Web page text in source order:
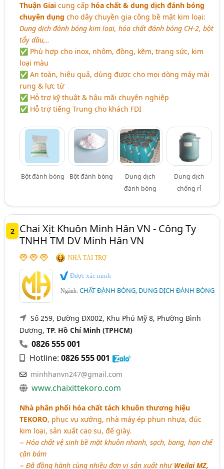
Thuận Giai cung cấp hóa chất & dung dịch đánh bóng
chuyên dụng cho dây chuyền gia công bề mặt kim loại:
Dung dịch đánh bóng kim loại, hóa chất đánh bóng CH-2, bột
tẩy dầu,..
✅ Phù hợp cho inox, nhôm, đồng, kẽm, trang sức, kim
loại màu
✅ An toàn, hiệu quả, dùng được cho mọi dòng máy mài
rung & lực từ
✅ Hỗ trợ kỹ thuật & hậu mãi chuyên nghiệp
✅ Hỗ trợ tiếng Trung cho khách FDI
Bột đánh bóng Bột đánh bóng
Dung dịch
đánh bóng
Dung dịch
chống rỉ
2
Chai Xịt Khuôn Minh Hân VN - Công Ty
TNHH TM DV Minh Hân VN
NHÀ TÀI TRỢ
Được xác minh
Ngành:CHẤT ĐÁNH BÓNG, DUNG DỊCH ĐÁNH BÓNG
Số 259, Đường ĐX002, Khu Phú Mỹ 8, Phường Bình
Dương,TP. Hồ Chí Minh (TPHCM)
0826 555 001
Hotline:0826 555 001
minhhanvn247@gmail.com
www.chaixittekoro.com
Nhà phân phối hóa chất tách khuôn thương hiệu
TEKORO, phục vụ xưởng, nhà máy ép phun nhựa, đúc
kim loại, sản xuất cao su, đế giày.
−Hóa chất vệ sinh bề mặt khuôn nhanh, sạch, bang, hạn chế
cặn bám
− Đã đồng hành cùng nhiều đơn vị sản xuất nhưWeilai MZ,